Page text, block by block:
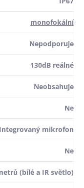
monofokální
Nepodporuje
130dB reálné
Neobsahuje
Ne
Integrovaný mikrofon
Ne
(bílé a IR světlo)